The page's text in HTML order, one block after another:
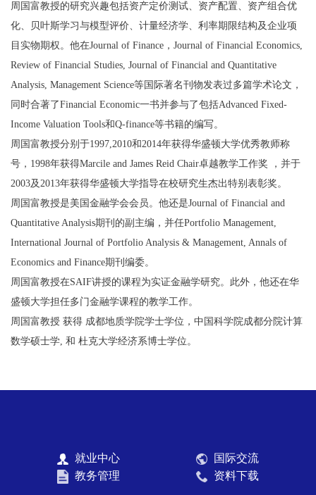
周国富教授的研究兴趣包括资产定价测试、资产配置、资产组合优
化、贝叶斯学习与模型评价、计量经济学、利率期限结构及企业项
目实物期权。他在Journal of Finance，Journal of Financial Economics,
Review of Financial Studies, Journal of Financial and Quantitative
Analysis, Management Science等国际著名刊物发表过多篇学术论文，
同时合著了Financial Economic一书并参与了包括Advanced Fixed-
Income Valuation Tools和Q-finance等书籍的编写。
周国富教授分别于1997,2010和2014年获得华盛顿大学优秀教师称
号，1998年获得Marcile and James Reid Chair卓越教学工作奖 ，并于
2003及2013年获得华盛顿大学指导在校研究生杰出特别表彰奖。
周国富教授是美国金融学会会员。他还是Journal of Financial and
Quantitative Analysis期刊的副主编，并任Portfolio Management,
International Journal of Portfolio Analysis & Management, Annals of
Economics and Finance期刊编委。
周国富教授在SAIF讲授的课程为实证金融学研究。此外，他还在华
盛顿大学担任多门金融学课程的教学工作。
周国富教授 获得 成都地质学院学士学位，中国科学院成都分院计算
数学硕士学, 和 杜克大学经济系博士学位。
就业中心
国际交流
教务管理
资料下载